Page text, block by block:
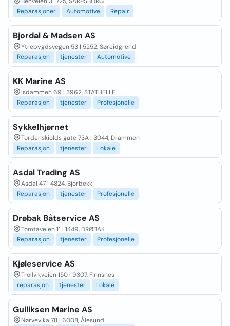
Reparasjoner
Automotive Repair
Bjordal & Madsen AS
Ytrebygdsvegen 53 | 5252, Søreidgrend
Reparasjon
tjenester Automotive
KK Marine AS
Isdammen 69 | 3962, STATHELLE
Reparasjon
tjenester Profesjonelle
Sykkelhjørnet
Tordenskiolds gate 73A | 3044, Drammen
Reparasjon
tjenester Lokale
Asdal Trading AS
Asdal 47 | 4824, Bjorbekk
Reparasjon
tjenester Profesjonelle
Drøbak Båtservice AS
Tomtaveien 11 | 1449, DRØBAK
Reparasjon
tjenester Profesjonelle
Kjøleservice AS
Trollvikveien 150 | 9307, Finnsnes
reparasjon
tjenester Lokale
Gulliksen Marine AS
Nørvevika 78 | 6008, Ålesund